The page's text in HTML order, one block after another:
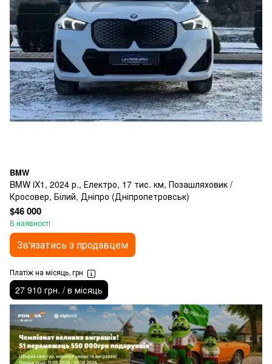
BMW
BMW iX1, 2024 р., Електро, 17 тис. км, Позашляховик /
Кросовер, Білий, Дніпро (Дніпропетровськ)
$46 000
В наявності
Зв'язатись з продавцем
Платіж на місяць, грн
27 910 грн. / в місяць